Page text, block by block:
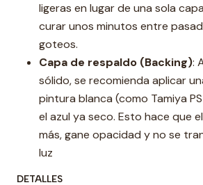
ligeras en lugar de una sola
curar unos minutos entre
goteos.
Capa de respaldo (Backing):
sólido, se recomienda aplicar
pintura blanca (como Tamiya
el azul ya seco. Esto hace que
más, gane opacidad y no se
luz
DETALLES